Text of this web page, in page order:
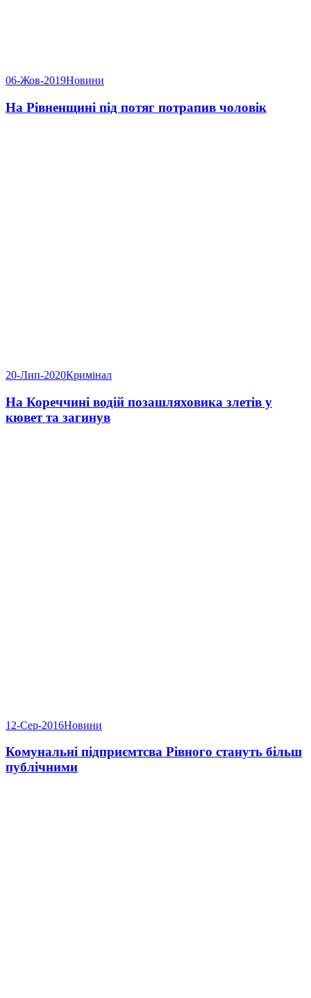
06-Жов-2019Новини
На Рівненщині під потяг потрапив чоловік
20-Лип-2020Кримінал
На Кореччині водій позашляховика злетів у
кювет та загинув
12-Сер-2016Новини
Комунальні підприємтсва Рівного стануть більш
публічними